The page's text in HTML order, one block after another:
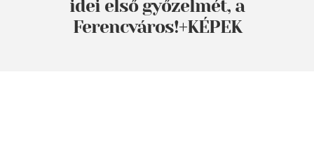
idei első győzelmét, a
Ferencváros!+KÉPEK